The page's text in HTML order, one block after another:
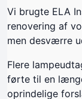
Vi brugte ELA
renovering af
men desværre
Flere
førte til en
oprindelige